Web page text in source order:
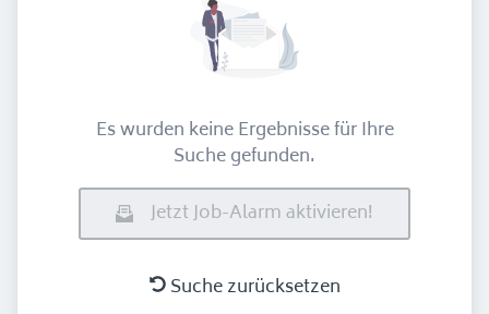
Es wurden keine Ergebnisse für Ihre
Suche gefunden.
Jetzt Job-Alarm aktivieren!
Suche zurücksetzen